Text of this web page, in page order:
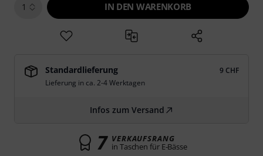
1 IN DEN WARENKORB
Standardlieferung
9 CHF
Lieferung in ca. 2-4 Werktagen
Infos zum Versand
7 VERKAUFSRANG
in Taschen für E-Bässe